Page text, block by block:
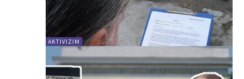
AKTIVIZIM